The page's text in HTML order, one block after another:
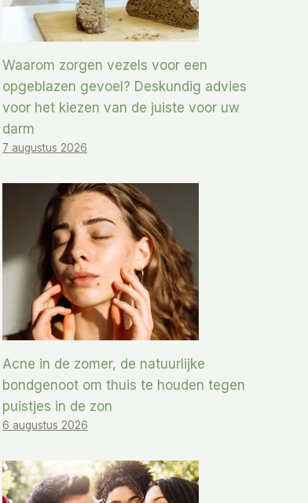
Waarom zorgen vezels voor een
opgeblazen gevoel? Deskundig advies
voor het kiezen van de juiste voor uw
darm
7 augustus 2026
Acne in de zomer, de natuurlijke
bondgenoot om thuis te houden tegen
puistjes in de zon
6 augustus 2026